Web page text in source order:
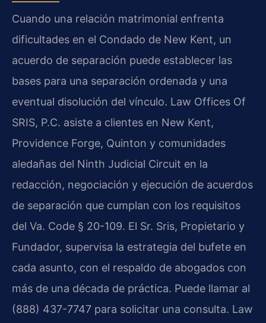
Cuando una relación matrimonial enfrenta
dificultades en el Condado de New Kent, un
acuerdo de separación puede establecer las
bases para una separación ordenada y una
eventual disolución del vínculo. Law Offices Of
SRIS, P.C. asiste a clientes en New Kent,
Providence Forge, Quinton y comunidades
aledañas del Ninth Judicial Circuit en la
redacción, negociación y ejecución de acuerdos
de separación que cumplan con los requisitos
del Va. Code § 20-109. El Sr. Sris, Propietario y
Fundador, supervisa la estrategia del bufete en
cada asunto, con el respaldo de abogados con
más de una década de práctica. Puede llamar al
(888) 437-7747 para solicitar una consulta. Law